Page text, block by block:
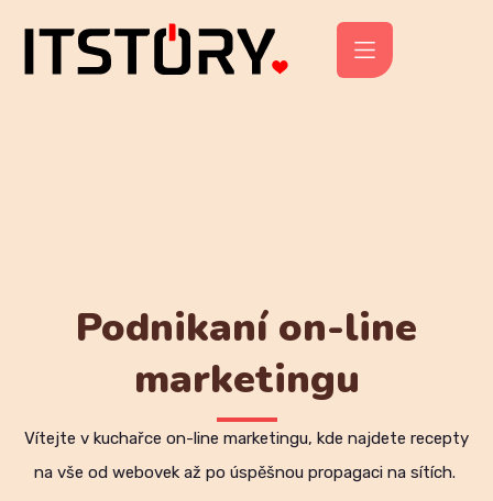
Podnikaní on-line
marketingu
Vítejte v kuchařce on-line marketingu, kde najdete recepty
na vše od webovek až po úspěšnou propagaci na sítích.